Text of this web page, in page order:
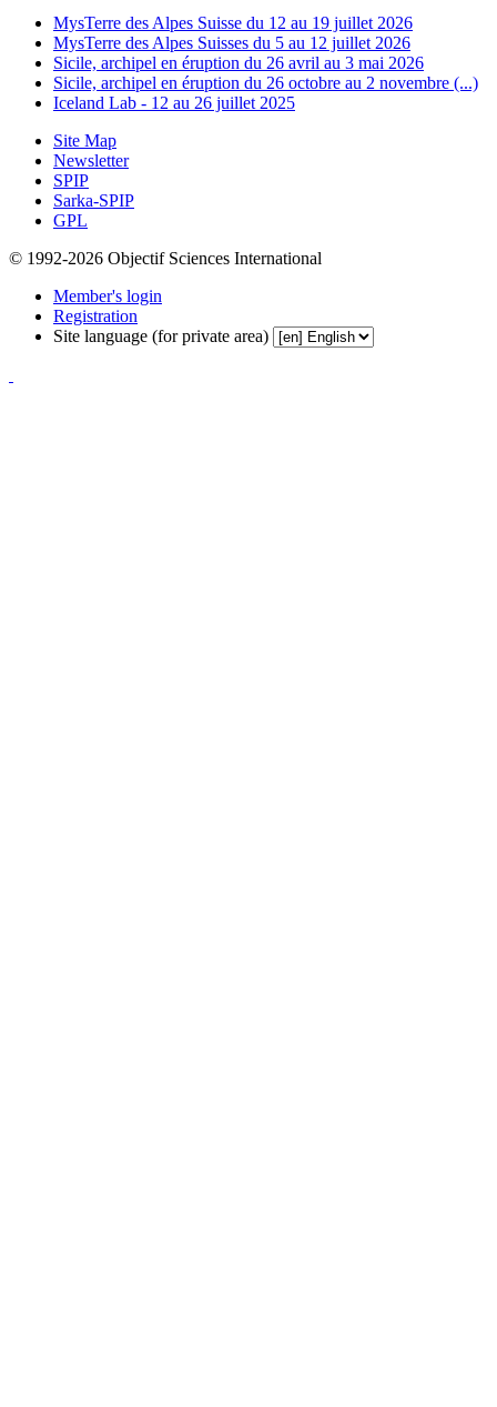
MysTerre des Alpes Suisse du 12 au 19 juillet 2026
MysTerre des Alpes Suisses du 5 au 12 juillet 2026
Sicile, archipel en éruption du 26 avril au 3 mai 2026
Sicile, archipel en éruption du 26 octobre au 2 novembre (...)
Iceland Lab - 12 au 26 juillet 2025
Site Map
Newsletter
SPIP
Sarka-SPIP
GPL
© 1992-2026 Objectif Sciences International
Member's login
Registration
Site language (for private area)